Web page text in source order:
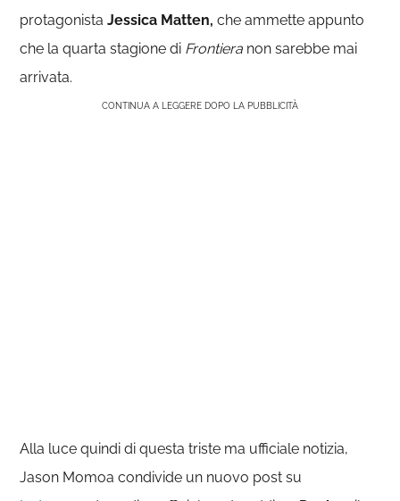
protagonistaJessica Matten, che ammette appunto
che la quarta stagione di Frontiera non sarebbe mai
arrivata.
CONTINUA A LEGGERE DOPO LA PUBBLICITÀ
Alla luce quindi di questa triste ma ufficiale notizia,
Jason Momoa condivide un nuovo post su